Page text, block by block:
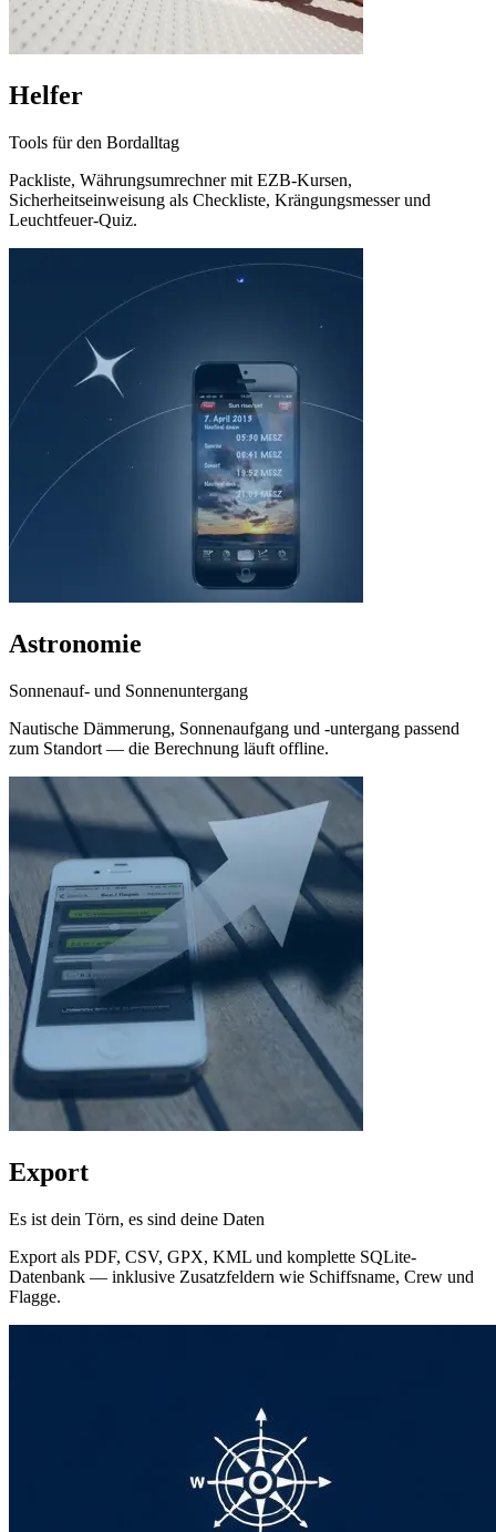
Helfer
Tools für den Bordalltag
Packliste, Währungsumrechner mit EZB-Kursen,
Sicherheitseinweisung als Checkliste, Krängungsmesser und
Leuchtfeuer-Quiz.
Astronomie
Sonnenauf- und Sonnenuntergang
Nautische Dämmerung, Sonnenaufgang und -untergang passend
zum Standort — die Berechnung läuft offline.
Export
Es ist dein Törn, es sind deine Daten
Export als PDF, CSV, GPX, KML und komplette SQLite-
Datenbank — inklusive Zusatzfeldern wie Schiffsname, Crew und
Flagge.